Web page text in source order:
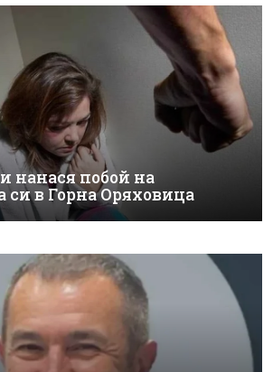
нанася побой на
си в Горна Оряховица